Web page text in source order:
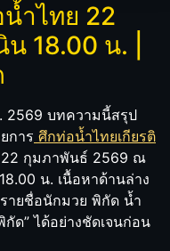
ำไทย 22
18.00 น. |
2569 บทความนี้สรุป
การ ศึกท่อน้ำไทยเกียรติ
กุมภาพันธ์ 2569 ณ
น. เนื้อหาด้านล่าง
ายชื่อนักมวย พิกัด น้ำ
ด” ได้อย่างชัดเจนก่อน